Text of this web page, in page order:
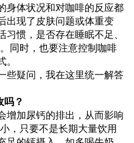
身体状况和对咖啡的反应都
出现了皮肤问题或体重变
惯，是否存在睡眠不足、
同时，也要注意控制咖啡
些疑问，我在这里统一解答
吗？
增加尿钙的排出，从而影响
，只要不是长期大量饮用